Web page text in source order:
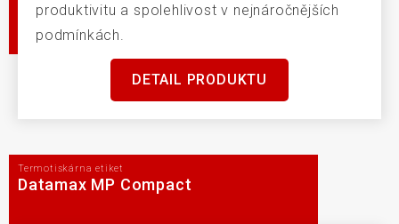
produktivitu a spolehlivost v nejnáročnějších
podmínkách.
DETAIL PRODUKTU
Termotiskárna etiket
Datamax MP Compact